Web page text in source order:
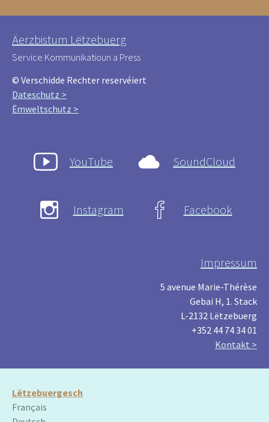
Äerzbistum Lëtzebuerg
Service Kommunikatioun a Press
© Verschidde Rechter reservéiert
Dateschutz >
Ëmweltschutz >
YouTube SoundCloud
Instagram Facebook
Impressum
5 avenue Marie-Thérèse
Gebai H, 1. Stack
L-2132 Lëtzebuerg
+352 44 74 34 01
Kontakt >
Lëtzebuergesch
Français